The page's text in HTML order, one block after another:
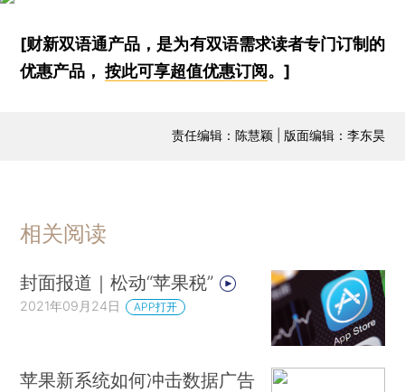
[财新双语通产品，是为有双语需求读者专门订制的
优惠产品，按此可享超值优惠订阅。]
责任编辑：陈慧颖 | 版面编辑：李东昊
相关阅读
封面报道｜松动“苹果税”
2021年09月24日 APP打开
苹果新系统如何冲击数据广告